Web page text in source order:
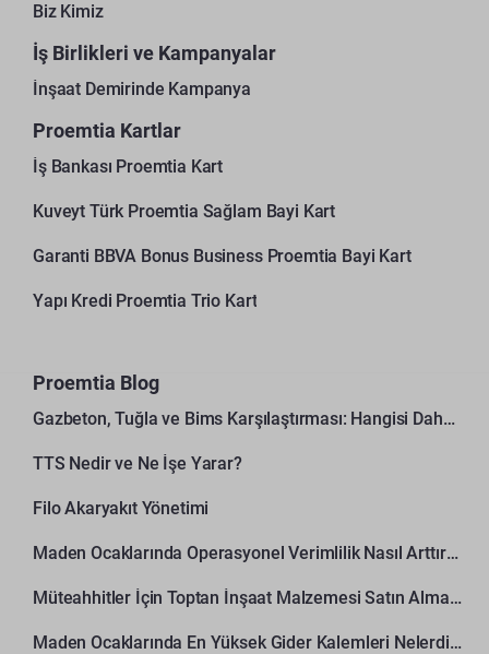
Biz Kimiz
İş Birlikleri ve Kampanyalar
İnşaat Demirinde Kampanya
Proemtia Kartlar
İş Bankası Proemtia Kart
Kuveyt Türk Proemtia Sağlam Bayi Kart
Garanti BBVA Bonus Business Proemtia Bayi Kart
Yapı Kredi Proemtia Trio Kart
Proemtia Blog
Gazbeton, Tuğla ve Bims Karşılaştırması: Hangisi Daha Avantajlı?
TTS Nedir ve Ne İşe Yarar?
Filo Akaryakıt Yönetimi
Maden Ocaklarında Operasyonel Verimlilik Nasıl Arttırılır?
Müteahhitler İçin Toptan İnşaat Malzemesi Satın Alma Rehberi
Maden Ocaklarında En Yüksek Gider Kalemleri Nelerdir?